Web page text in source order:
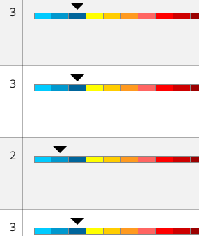
3
3
2
3